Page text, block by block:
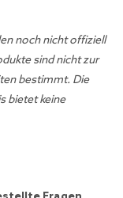
noch nicht offiziell
sind nicht zur
bestimmt. Die
bietet keine